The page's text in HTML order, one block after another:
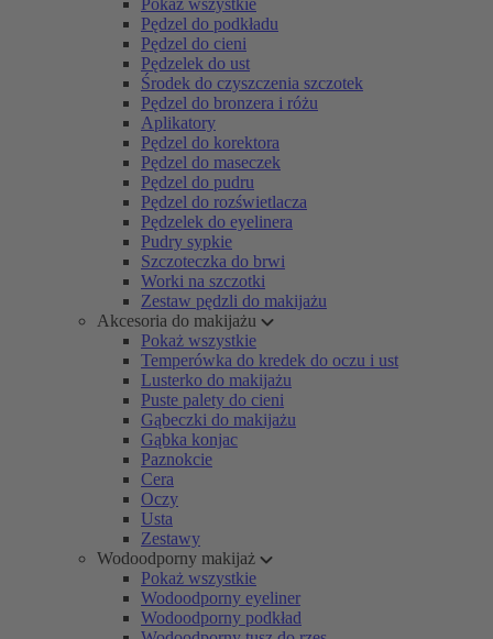
Pokaż wszystkie
Pędzel do podkładu
Pędzel do cieni
Pędzelek do ust
Środek do czyszczenia szczotek
Pędzel do bronzera i różu
Aplikatory
Pędzel do korektora
Pędzel do maseczek
Pędzel do pudru
Pędzel do rozświetlacza
Pędzelek do eyelinera
Pudry sypkie
Szczoteczka do brwi
Worki na szczotki
Zestaw pędzli do makijażu
Akcesoria do makijażu
Pokaż wszystkie
Temperówka do kredek do oczu i ust
Lusterko do makijażu
Puste palety do cieni
Gąbeczki do makijażu
Gąbka konjac
Paznokcie
Cera
Oczy
Usta
Zestawy
Wodoodporny makijaż
Pokaż wszystkie
Wodoodporny eyeliner
Wodoodporny podkład